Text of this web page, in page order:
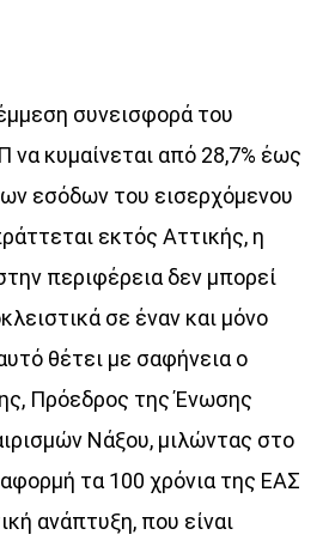
VOICE 102,5
συνεισφορά του
να κυμαίνεται από 28,7% έως
εσόδων του εισερχόμενου
εκτός Αττικής, η
περιφέρεια δεν μπορεί
σε έναν και μόνο
θέτει με σαφήνεια ο
Πρόεδρος της Ένωσης
Νάξου, μιλώντας στο
τα 100 χρόνια της ΕΑΣ
ανάπτυξη, που είναι